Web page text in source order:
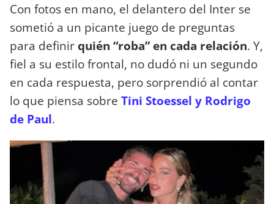
Con fotos en mano, el delantero del Inter se
sometió a un picante juego de preguntas
para definirquién “roba” en cada relación. Y,
fiel a su estilo frontal, no dudó ni un segundo
en cada respuesta, pero sorprendió al contar
lo que piensa sobre Tini Stoessel y Rodrigo
de Paul.